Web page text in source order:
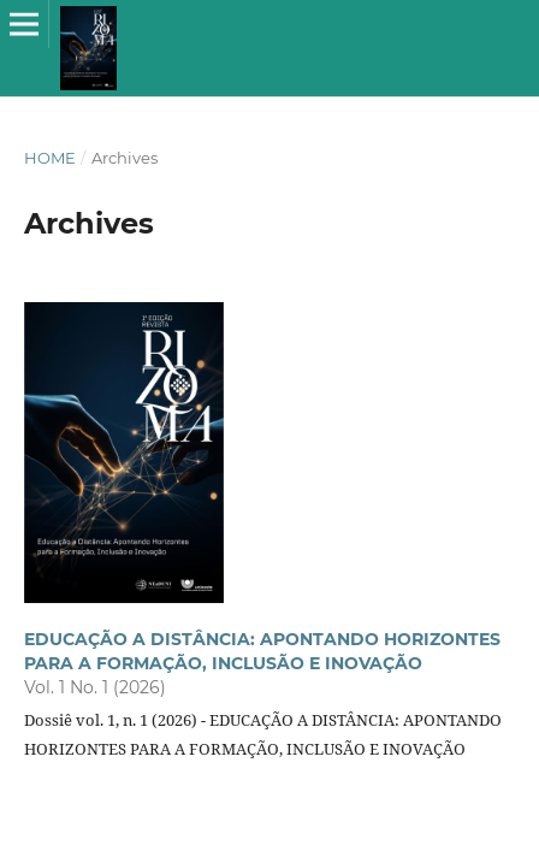
HOME / Archives
Archives
EDUCAÇÃO A DISTÂNCIA: APONTANDO HORIZONTES
PARA A FORMAÇÃO, INCLUSÃO E INOVAÇÃO
Vol. 1 No. 1 (2026)
Dossiê vol. 1, n. 1 (2026) - EDUCAÇÃO A DISTÂNCIA: APONTANDO
HORIZONTES PARA A FORMAÇÃO, INCLUSÃO E INOVAÇÃO